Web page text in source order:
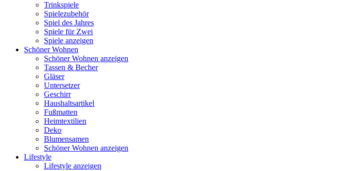
Trinkspiele
Spielezubehör
Spiel des Jahres
Spiele für Zwei
Spiele anzeigen
Schöner Wohnen
Schöner Wohnen anzeigen
Tassen & Becher
Gläser
Untersetzer
Geschirr
Haushaltsartikel
Fußmatten
Heimtextilien
Deko
Blumensamen
Schöner Wohnen anzeigen
Lifestyle
Lifestyle anzeigen